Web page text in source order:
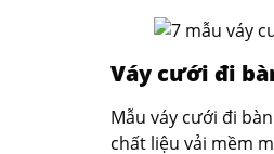
Váy cưới đi
Mẫu váy cưới đi
chất liệu vải mềm